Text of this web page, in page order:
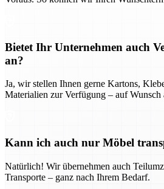
Bietet Ihr Unternehmen auch
an?
Ja, wir stellen Ihnen gerne Kartons,
Materialien zur Verfügung – auf
Kann ich auch nur Möbel
Natürlich! Wir übernehmen auch
Transporte – ganz nach Ihrem Bedarf.